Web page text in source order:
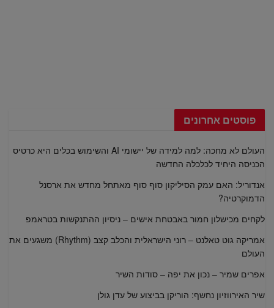
פוסטים אחרונים
העולם לא מחכה: למה למידה של יישומי AI והשימוש בכלים היא כרטיס
הכניסה היחיד לכלכלה החדשה
אנדוריל: האם עמק הסיליקון סוף סוף מאתחל מחדש את ארסנל
הדמוקרטיה?
לקחים מכישלון חמור באבטחת אישים – ניסיון ההתנקשות בטראמפ
אמריקה גוט טאלנט – רוני הישראלית והכלב קצב (Rhythm) משגעים את
העולם
אפרים שמיר – נכון את יפה – סודות השיר
שיר האירווזיון נחשף: הוריקן בביצוע של עדן גולן